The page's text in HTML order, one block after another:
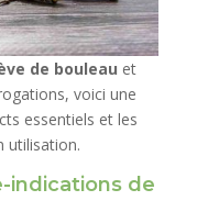
de bouleau et
voici une
essentiels et les
utilisation.
indications de